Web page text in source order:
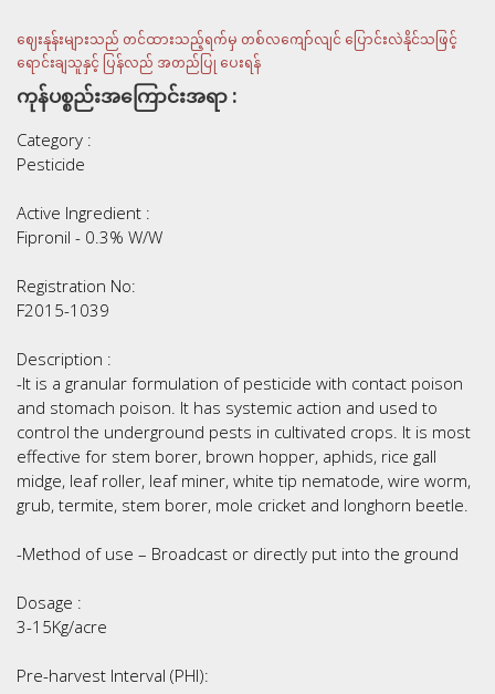
ဈေးနုန်းများသည် တင်ထားသည့်ရက်မှ တစ်လကျော်လျင် ပြောင်းလဲနိုင်သဖြင့်
ရောင်းချသူနှင့် ပြန်လည် အတည်ပြု ပေးရန်
ကုန်ပစ္စည်းအကြောင်းအရာ :
Category :
Pesticide
Active Ingredient :
Fipronil - 0.3% W/W
Registration No:
F2015-1039
Description :
-It is a granular formulation of pesticide with contact poison
and stomach poison. It has systemic action and used to
control the underground pests in cultivated crops. It is most
effective for stem borer, brown hopper, aphids, rice gall
midge, leaf roller, leaf miner, white tip nematode, wire worm,
grub, termite, stem borer, mole cricket and longhorn beetle.
-Method of use – Broadcast or directly put into the ground
Dosage :
3-15Kg/acre
Pre-harvest Interval (PHI):